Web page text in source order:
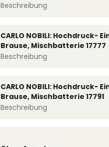
Beschreibung
CARLO NOBILI: Hochdruck-
Brause, Mischbatterie 17777
Beschreibung
CARLO NOBILI: Hochdruck-
Brause, Mischbatterie 17791
Beschreibung